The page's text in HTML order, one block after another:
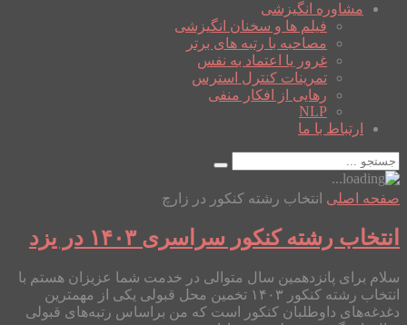
مشاوره انگیزشی
فیلم ها و سخنان انگیزشی
مصاحبه با رتبه های برتر
غرور یا اعتماد به نفس
تمرینات کنترل استرس
رهایی از افکار منفی
NLP
ارتباط با ما
صفحه اصلی انتخاب رشته کنکور در زارچ
انتخاب رشته کنکور سراسری ۱۴۰۳ در یزد
سلام برای پانزدهمین سال متوالی در خدمت شما عزیزان هستم با
انتخاب رشته کنکور ۱۴۰۳ تخمین محل قبولی یکی از مهمترین
دغدغه‌های داوطلبان کنکور است که من براساس رتبه‌های قبولی